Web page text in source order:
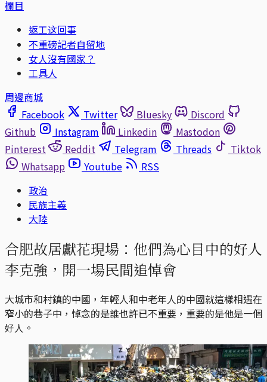
欄目
返工这回事
不重磅記者自留地
女人沒有國家？
工具人
周邊商城
Facebook
Twitter Bluesky
Discord
Github
Instagram Linkedin
Mastodon
Pinterest
Reddit Telegram Threads
Tiktok
Whatsapp
Youtube
RSS
政治
民族主義
大陸
合肥故居獻花現場：他們為心目中的好人
李克強，開一場民間追悼會
大城市和村鎮的中國，年輕人和中老年人的中國就這樣相遇在
窄小的巷子中，悼念的是誰也許已不重要，重要的是他是一個
好人。